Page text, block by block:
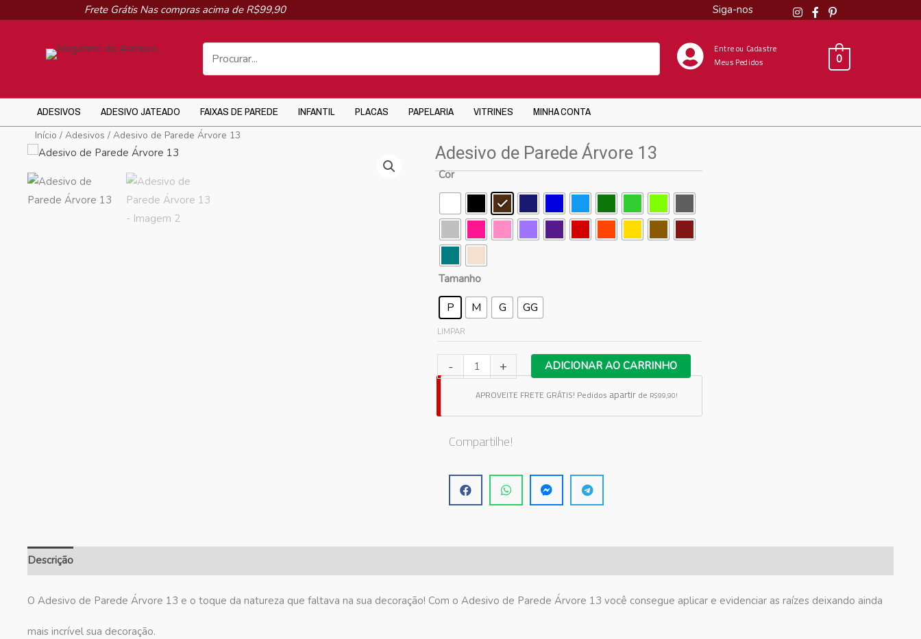
Frete Grátis Nas compras acima de R$99,90 Siga-nos
Entre ou Cadastre
Meus Pedidos
0
ADESIVOS ADESIVO JATEADO FAIXAS DE PAREDE INFANTIL PLACAS PAPELARIA VITRINES MINHA CONTA
Início / Adesivos / Adesivo de Parede Árvore 13
Adesivo de Parede Árvore 13
Cor
Tamanho
P M G GG
LIMPAR
-
Adesivo
de
Parede Árvore
13
quantidade
+ ADICIONAR AO CARRINHO
APROVEITE FRETE GRÁTIS! Pedidos apartirde R$99,90!
Compartilhe!
Descrição
O Adesivo de Parede Árvore 13 e o toque da natureza que faltava na sua decoração! Com o Adesivo de Parede Árvore 13 você consegue aplicar e evidenciar as raízes deixando ainda
mais incrível sua decoração.